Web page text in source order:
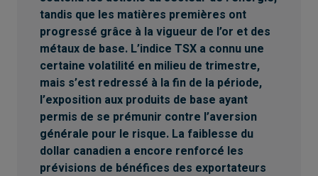
tandis que les matières premières ont
progressé grâce à la vigueur de l’or et des
métaux de base. L’indice TSX a connu une
certaine volatilité en milieu de trimestre,
mais s’est redressé à la fin de la période,
l’exposition aux produits de base ayant
permis de se prémunir contre l’aversion
générale pour le risque. La faiblesse du
dollar canadien a encore renforcé les
prévisions de bénéfices des exportateurs
dans tous les territoires à l’extérieur du Canada.